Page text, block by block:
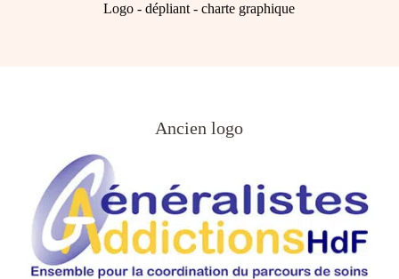
Logo - dépliant - charte graphique
Ancien logo